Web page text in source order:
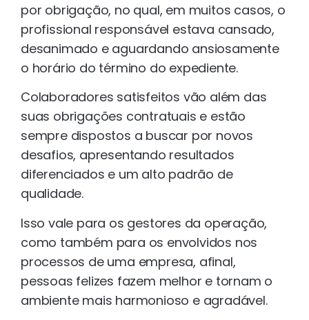
por obrigação, no qual, em muitos casos, o
profissional responsável estava cansado,
desanimado e aguardando ansiosamente
o horário do término do expediente.
Colaboradores satisfeitos vão além das
suas obrigações contratuais e estão
sempre dispostos a buscar por novos
desafios, apresentando resultados
diferenciados e um alto padrão de
qualidade.
Isso vale para os gestores da operação,
como também para os envolvidos nos
processos de uma empresa, afinal,
pessoas felizes fazem melhor e tornam o
ambiente mais harmonioso e agradável.